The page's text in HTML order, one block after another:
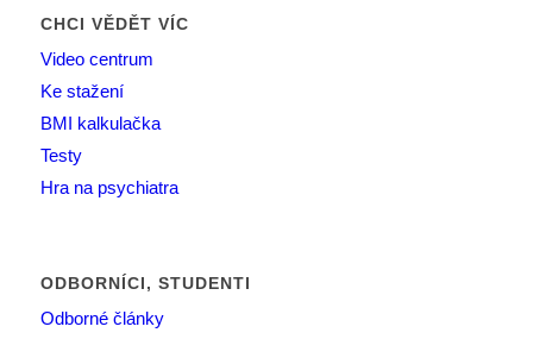
CHCI VĚDĚT VÍC
Video centrum
Ke stažení
BMI kalkulačka
Testy
Hra na psychiatra
ODBORNÍCI, STUDENTI
Odborné články